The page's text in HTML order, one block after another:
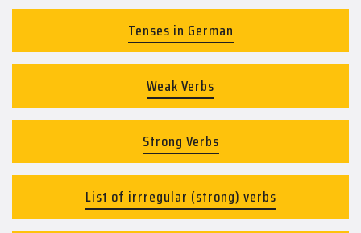
Tenses in German
Weak Verbs
Strong Verbs
List of irrregular (strong) verbs